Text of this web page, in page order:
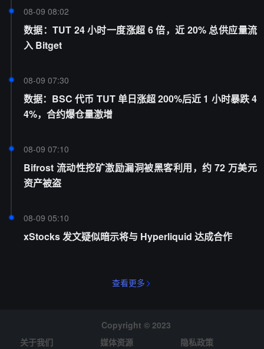
08-09 08:02
数据：TUT 24 小时一度涨超 6 倍，近 20% 总供应量流
入 Bitget
08-09 07:30
数据：BSC 代币 TUT 单日涨超 200%后近 1 小时暴跌 4
4%，合约爆仓量激增
08-09 07:10
Bifrost 流动性挖矿激励漏洞被黑客利用，约 72 万美元
资产被盗
08-09 05:10
xStocks 发文疑似暗示将与 Hyperliquid 达成合作
查看更多
Copyright © 2023
关于我们
媒体资源 隐私政策